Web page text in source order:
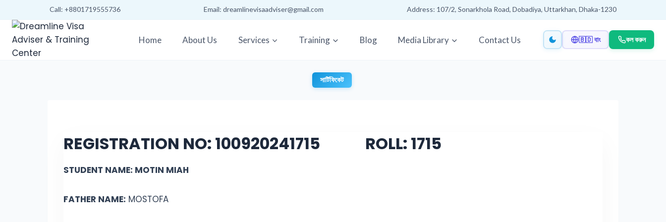
Call: +8801719555736 Email: dreamlinevisaadviser@gmail.com Address: 107/2, Sonarkhola Road, Dobadiya, Uttarkhan, Dhaka-1230
Home About Us Services Training Blog Media Library Contact Us
সার্টিফিকেট
🇧🇩 বাং কল করুন
REGISTRATION NO: 100920241715 ROLL: 1715
STUDENT NAME: MOTIN MIAH
FATHER NAME: MOSTOFA